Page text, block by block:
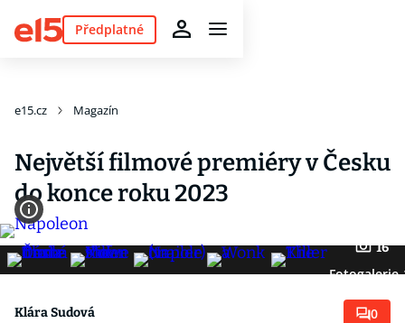
Předplatné
e15.cz Magazín
Největší filmové premiéry v Česku
do konce roku 2023
16
Fotogalerie
Klára Sudová 0